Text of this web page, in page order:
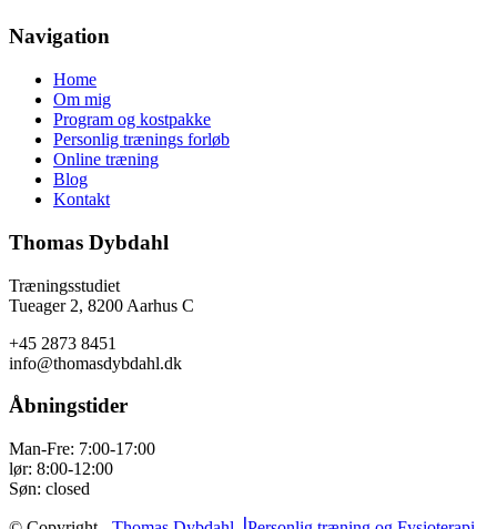
Navigation
Home
Om mig
Program og kostpakke
Personlig trænings forløb
Online træning
Blog
Kontakt
Thomas Dybdahl
Træningsstudiet
Tueager 2, 8200 Aarhus C
+45 2873 8451
info@thomasdybdahl.dk
Åbningstider
Man-Fre: 7:00-17:00
lør: 8:00-12:00
Søn: closed